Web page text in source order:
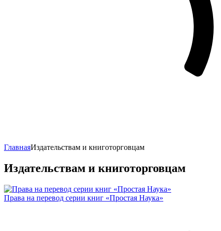
ГлавнаяИздательствам и книготорговцам
Издательствам и книготорговцам
Права на перевод серии книг «Простая Наука»